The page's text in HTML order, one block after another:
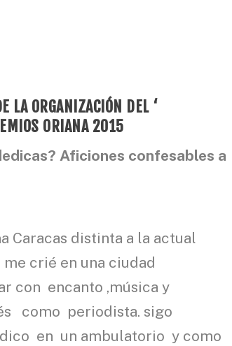
LA ORGANIZACIÓN DEL ‘
ORIANA 2015
Aficiones confesables a
Caracas distinta a la actual
crié en una ciudad
con encanto ,música y
como periodista. sigo
en un ambulatorio y como